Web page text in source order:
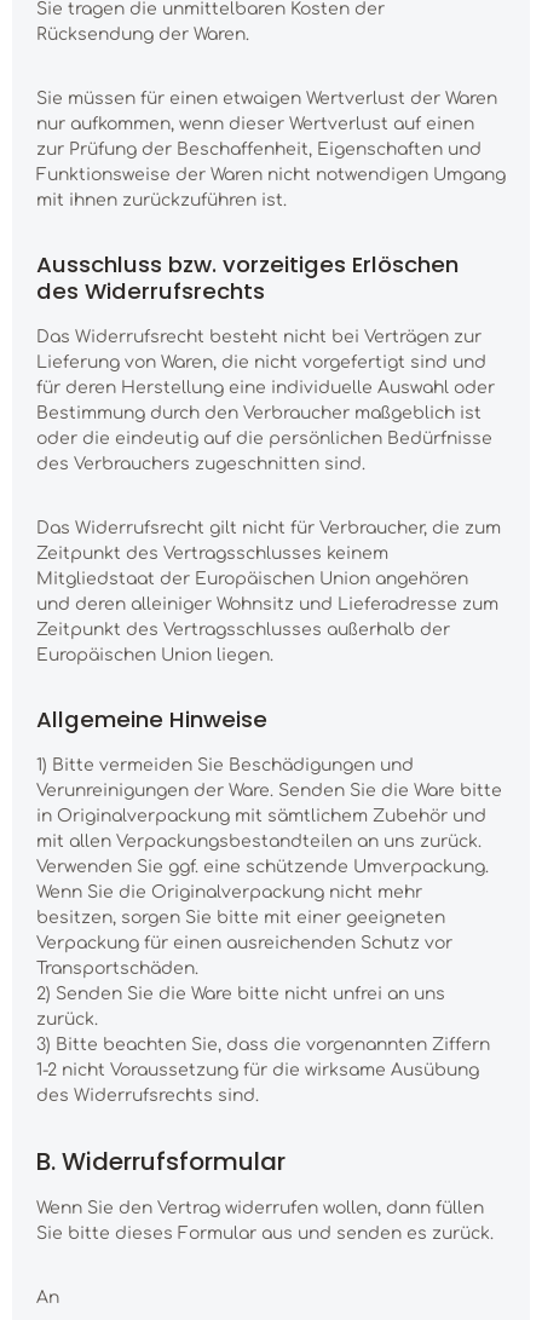
Sie tragen die unmittelbaren Kosten der
Rücksendung der Waren.
Sie müssen für einen etwaigen Wertverlust der Waren
nur aufkommen, wenn dieser Wertverlust auf einen
zur Prüfung der Beschaffenheit, Eigenschaften und
Funktionsweise der Waren nicht notwendigen Umgang
mit ihnen zurückzuführen ist.
Ausschluss bzw. vorzeitiges Erlöschen
des Widerrufsrechts
Das Widerrufsrecht besteht nicht bei Verträgen zur
Lieferung von Waren, die nicht vorgefertigt sind und
für deren Herstellung eine individuelle Auswahl oder
Bestimmung durch den Verbraucher maßgeblich ist
oder die eindeutig auf die persönlichen Bedürfnisse
des Verbrauchers zugeschnitten sind.
Das Widerrufsrecht gilt nicht für Verbraucher, die zum
Zeitpunkt des Vertragsschlusses keinem
Mitgliedstaat der Europäischen Union angehören
und deren alleiniger Wohnsitz und Lieferadresse zum
Zeitpunkt des Vertragsschlusses außerhalb der
Europäischen Union liegen.
Allgemeine Hinweise
1) Bitte vermeiden Sie Beschädigungen und
Verunreinigungen der Ware. Senden Sie die Ware bitte
in Originalverpackung mit sämtlichem Zubehör und
mit allen Verpackungsbestandteilen an uns zurück.
Verwenden Sie ggf. eine schützende Umverpackung.
Wenn Sie die Originalverpackung nicht mehr
besitzen, sorgen Sie bitte mit einer geeigneten
Verpackung für einen ausreichenden Schutz vor
Transportschäden.
2) Senden Sie die Ware bitte nicht unfrei an uns
zurück.
3) Bitte beachten Sie, dass die vorgenannten Ziffern
1-2 nicht Voraussetzung für die wirksame Ausübung
des Widerrufsrechts sind.
B. Widerrufsformular
Wenn Sie den Vertrag widerrufen wollen, dann füllen
Sie bitte dieses Formular aus und senden es zurück.
An